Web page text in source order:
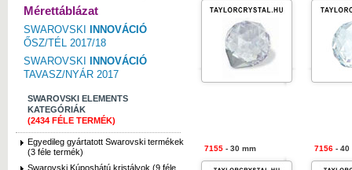
Mérettáblázat
SWAROVSKI
INNOVÁCIÓ
ŐSZ/TÉL 2017/18
SWAROVSKI
INNOVÁCIÓ
TAVASZ/NYÁR 2017
SWAROVSKI ELEMENTS
KATEGÓRIÁK
(2434 FÉLE TERMÉK)
Egyedileg gyártatott Swarovski termékek
(3 féle termék)
Swarovski Kúposhátú kristályok (9 féle
7155 - 30 mm 7156 - 40